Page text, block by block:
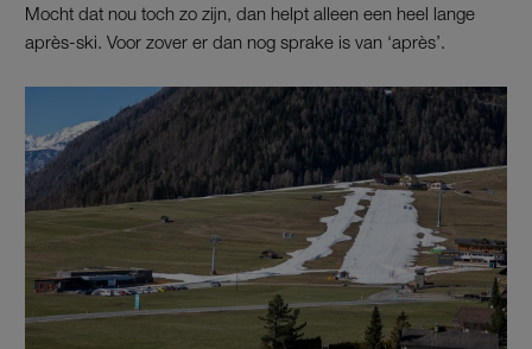
Mocht dat nou toch zo zijn, dan helpt alleen een heel lange
après-ski. Voor zover er dan nog sprake is van ‘après’.